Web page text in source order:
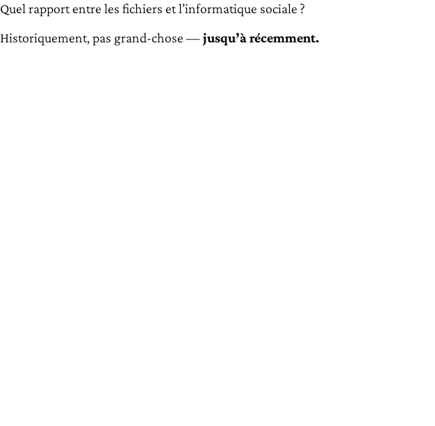
Quel rapport entre les fichiers et l’informatique sociale ?
Historiquement, pas grand-chose —jusqu’à récemment.